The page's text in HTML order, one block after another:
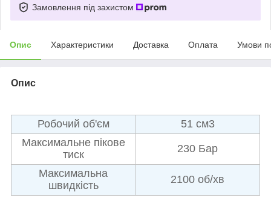
Замовлення під захистом
Опис Характеристики Доставка Оплата Умови
Опис
Робочий об'єм
51 см3
Максимальне пікове
тиск
230 Бар
Максимальна
швидкість
2100 об/хв